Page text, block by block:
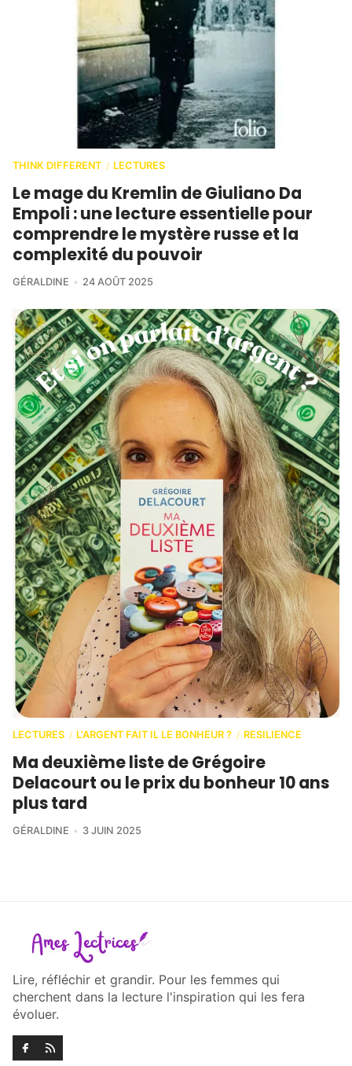
THINK DIFFERENT / LECTURES
Le mage du Kremlin de Giuliano Da
Empoli : une lecture essentielle pour
comprendre le mystère russe et la
complexité du pouvoir
GÉRALDINE 24 AOÛT 2025
LECTURES / L'ARGENT FAIT IL LE BONHEUR ? / RESILIENCE
Ma deuxième liste de Grégoire
Delacourt ou le prix du bonheur 10 ans
plus tard
GÉRALDINE 3 JUIN 2025
Lire, réfléchir et grandir. Pour les femmes qui
cherchent dans la lecture l'inspiration qui les fera
évoluer.